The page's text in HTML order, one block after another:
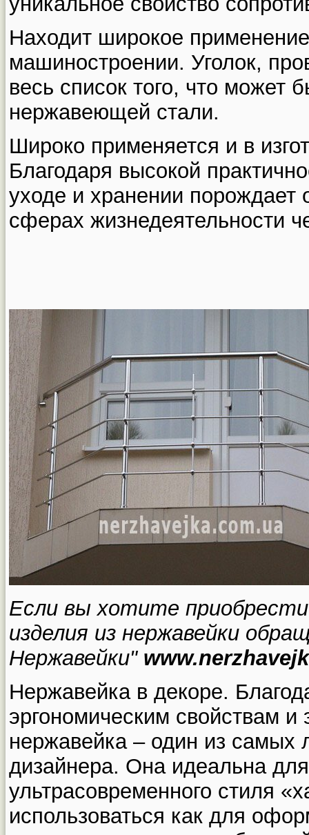
Находит широкое
машиностроении. Уголок,
весь список того, что может
нержавеющей стали.
Широко применяется и в
Благодаря высокой
уходе и хранении порождает
сферах жизнедеятельности
Если вы хотите приобрести
изделия из нержавейки
Нержавейки"
Нержавейка в декоре.
эргономическим свойствам и
нержавейка – один из
дизайнера. Она идеальна
ультрасовременного стиля
использоваться как для